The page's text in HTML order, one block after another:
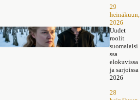
29
heinäkuun,
2026
Uudet
roolit
suomalaisi
ssa
elokuvissa
ja sarjoissa
2026
28